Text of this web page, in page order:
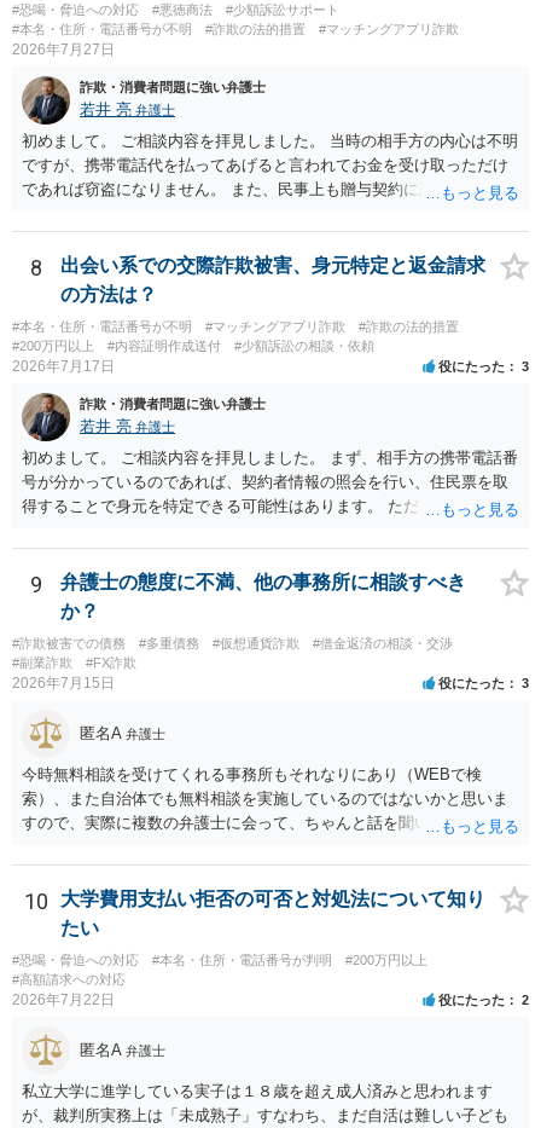
#恐喝・脅迫への対応 #悪徳商法
#少額訴訟サポート
#本名・住所・電話番号が不明
#詐欺の法的措置 #マッチングアプリ詐欺
2026年7月27日
詐欺・消費者問題に強い弁護士
若井 亮 弁護士
初めまして。 ご相談内容を拝見しました。 当時の相手方の内心は不明
ですが、携帯電話代を払ってあげると言われてお金を受け取っただけ
であれば窃盗になりません。 また、民事上も贈与契約に該当すると思
ず、可能であればブロックをするようにしてください。 ご不安であれ
ば、最寄りの警察署に相談をしても良いかもしれません。 以上、ご参
考になれば幸いです。
8
出会い系での交際詐欺被害、身元特定と返金請求
の方法は？
#本名・住所・電話番号が不明 #マッチングアプリ詐欺
#詐欺の法的措置
#200万円以上
#内容証明作成送付 #少額訴訟の相談・依頼
2026年7月17日 役にたった 3
詐欺・消費者問題に強い弁護士
若井 亮 弁護士
初めまして。 ご相談内容を拝見しました。 まず、相手方の携帯電話番
号が分かっているのであれば、契約者情報の照会を行い、住民票を取
得することで身元を特定できる可能性はあります。 ただ、他人名義の
ろです。 LINEについても、詐欺の事案であれば照会できる可能性はあ
りますが、携帯電話の番号を経由する方法より難しくなります。 身元
を特定した後は、返金の理屈があるかどうかを確認していきます。 基
本的に贈与に該当する場合には返金請求ができません。 詐欺を含め、
当方に返金の理屈があるかどうかを確認していきます。 さらに、渡し
た金額について、裏付けがあるかどうかも精査します。 上記を経て、
からスタートすることになるでしょう。 ご理解のとおり、詐欺である
ことの立証は簡単ではありません。 刑事事件化が出来るのであれば、
返金交渉で有利になる可能性がありますが、民事上の詐欺の立証以上
に難しいところがあります。 こちらについては、一度、最寄りの警察
署に被害相談をするようにしてください。 具体的な見通しに関して
良いかと思います。
9
弁護士の態度に不満、他の事務所に相談すべき
か？
#詐欺被害での債務 #多重債務 #仮想通貨詐欺
#借金返済の相談・交渉
#副業詐欺
#FX詐欺
2026年7月15日 役にたった 3
匿名A 弁護士
今時無料相談を受けてくれる事務所もそれなりにあり（WEBで検
索）、また自治体でも無料相談を実施しているのではないかと思いま
すので、実際に複数の弁護士に会って、ちゃんと話を聞いてくれる
はそもそも事案を把握できていないようですので、御相談の案件につ
いては弁護士として能力不足なのかもしれません。相手にしない方が
良いと思います。ただ、仮想通貨詐欺の被害回復は現実的には難しい
かもしれません。
10
大学費用支払い拒否の可否と対処法について知り
たい
#恐喝・脅迫への対応 #本名・住所・電話番号が判明
#200万円以上
#高額請求への対応
2026年7月22日 役にたった 2
匿名A 弁護士
私立大学に進学している実子は１８歳を超え成人済みと思われます
が、裁判所実務上は「未成熟子」すなわち、まだ自活は難しい子ども